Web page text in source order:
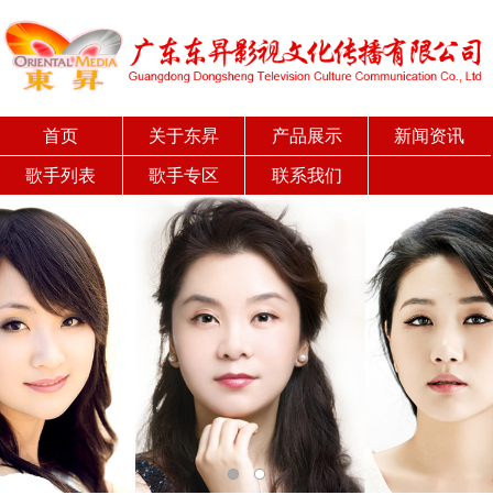
首页 关于东昇 产品展示 新闻资讯
歌手列表 歌手专区 联系我们